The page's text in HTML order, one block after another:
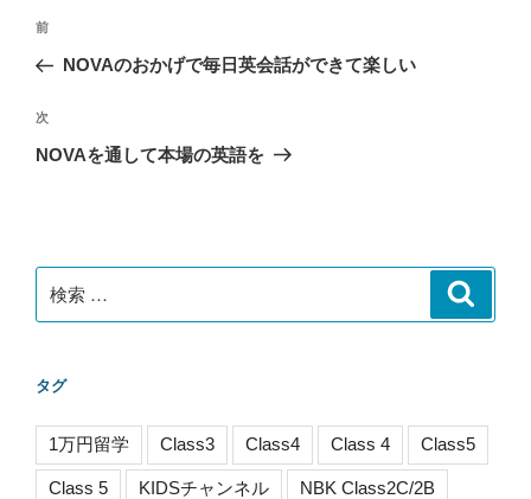
投
ナ
ビ
ゲ
ン
過
去
投
前
NOVAのおかげで毎日英会話ができて楽しい
次
の
次
NOVAを通して本場の英語を
索:
タグ
1万円留学 Class3 Class4 Class 4 Class5
Class 5 KIDSチャンネル NBK Class2C/2B